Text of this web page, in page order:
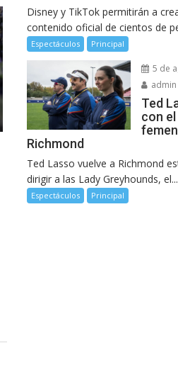
Disney y TikTok permitirán a
contenido oficial de cientos de
Espectáculos Principal
5 de
admin
Ted
con
Richmond
Ted Lasso vuelve a Richmond
dirigir a las Lady Greyhounds, el...
Espectáculos Principal